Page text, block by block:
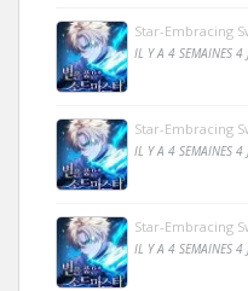
Star-Embracing
IL Y A 4 SEMAINES 4
Star-Embracing
IL Y A 4 SEMAINES 4
Star-Embracing
IL Y A 4 SEMAINES 4